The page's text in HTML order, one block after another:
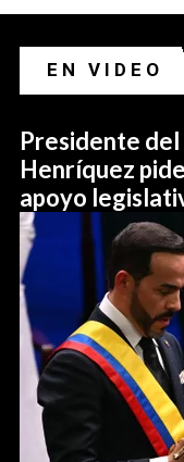
EN VIDEO
Presidente
Henríquez
apoyo